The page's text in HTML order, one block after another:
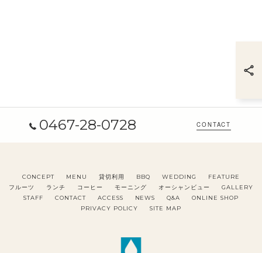
0467-28-0728 CONTACT
CONCEPT MENU 貸切利用 BBQ WEDDING
FEATURE
フルーツ
ランチ コーヒー モーニング オーシャンビュー
GALLERY
STAFF
CONTACT ACCESS NEWS Q&A
ONLINE SHOP
PRIVACY POLICY
SITE MAP